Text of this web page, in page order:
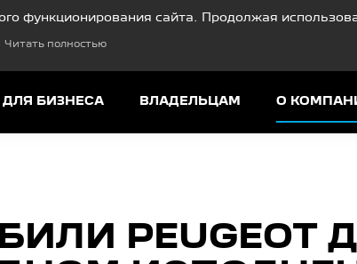
функционирования сайта. Продолжая
Читать полностью
ДЛЯ БИЗНЕСА ВЛАДЕЛЬЦАМ О
PEUGEOT